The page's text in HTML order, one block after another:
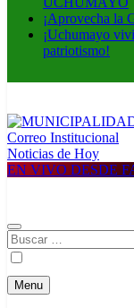
¡Aprovecha la
¡Uchumayo
patriotismo!
MUNICIPALIDAD
Construyendo una
Correo Institucional
Noticias de Hoy
EN VIVO DESDE
Buscar:
Menu